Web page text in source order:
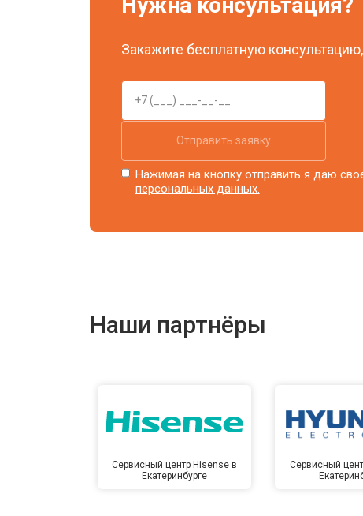
Замена блока розжига
Закажите бесплатную
Отправить заявку
Нажимая на кнопку отправить я даю
персональных данных.
Наши партнёры
Сервисный центр Hisense в
Екатеринбурге
Сервисный